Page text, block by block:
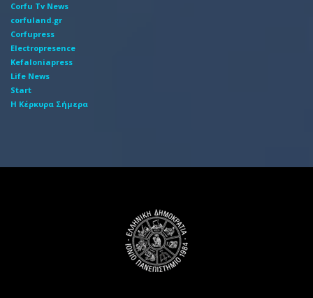
Corfu Tv News
corfuland.gr
Corfupress
Electropresence
Kefaloniapress
Life News
Start
Η Κέρκυρα Σήμερα